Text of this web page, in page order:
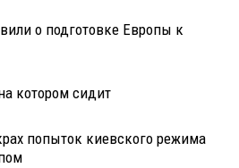
о подготовке Европы к
котором сидит
попыток киевского режима